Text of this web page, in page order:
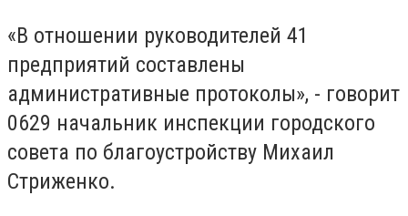
«В отношении руководителей 41
предприятий составлены
административные протоколы», - говорит
0629 начальник инспекции городского
совета по благоустройству Михаил
Стриженко.